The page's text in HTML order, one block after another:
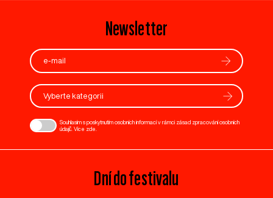
Newsletter
Vyberte kategorii
Souhlasím s poskytnutím osobních informací v rámci zásad zpracování osobních
údajů. Více zde
Dní do festivalu